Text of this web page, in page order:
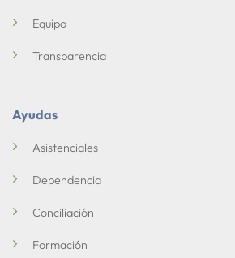
Equipo
Transparencia
Ayudas
Asistenciales
Dependencia
Conciliación
Formación